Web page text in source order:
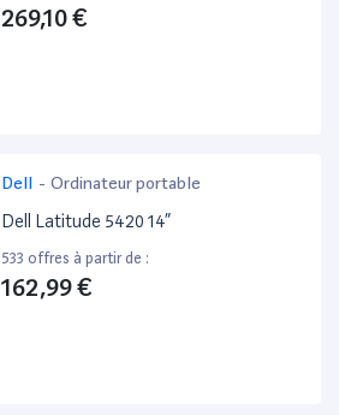
269,10 €
Dell - Ordinateur portable
Dell Latitude 5420 14”
533 offres à partir de :
162,99 €